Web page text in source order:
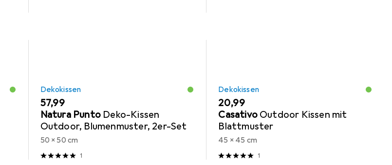
Dekokissen
EUR
57,99
Natura Punto Deko-Kissen
Outdoor, Blumenmuster, 2er-Set
50 x 50 cm
1
Dekokissen
EUR
20,99
Casativo Outdoor Kissen mit
Blattmuster
45 x 45 cm
1